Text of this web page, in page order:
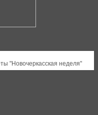
"Новочеркасская неделя"